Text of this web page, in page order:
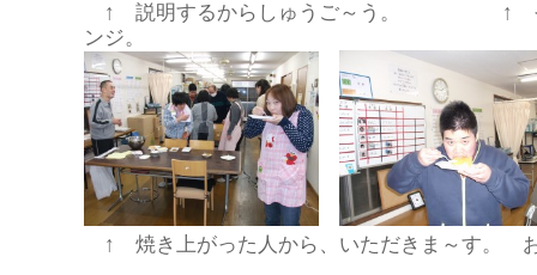
↑ 説明するからしゅうご～う。 ↑ そ
ンジ。
↑ 焼き上がった人から、いただきま～す。